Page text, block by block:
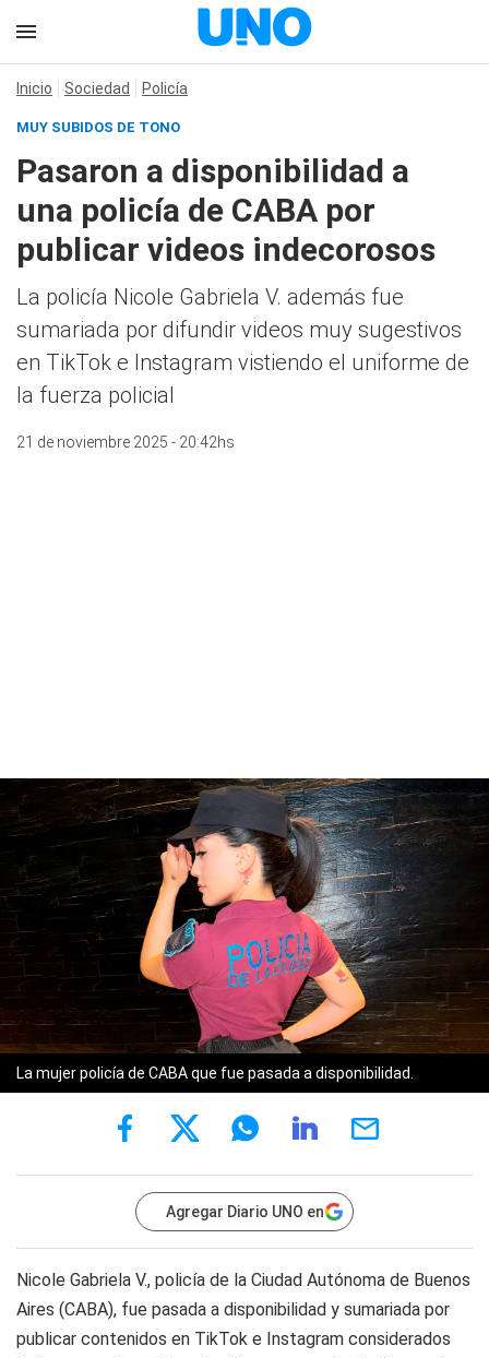
Inicio Sociedad Policía
MUY SUBIDOS DE TONO
Pasaron a disponibilidad a
una policía de CABA por
publicar videos indecorosos
La policía Nicole Gabriela V. además fue
sumariada por difundir videos muy sugestivos
en TikTok e Instagram vistiendo el uniforme de
la fuerza policial
21 de noviembre 2025 - 20:42hs
La mujer policía de CABA que fue pasada a disponibilidad.
Agregar Diario UNO en
Nicole Gabriela V., policía de la Ciudad Autónoma de Buenos
Aires (CABA), fue pasada a disponibilidad y sumariada por
publicar contenidos en TikTok e Instagram considerados